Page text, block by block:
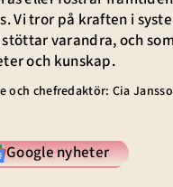
Vi tror på kraften i
varandra, och
och kunskap.
och chefredaktör: Cia
Google nyheter